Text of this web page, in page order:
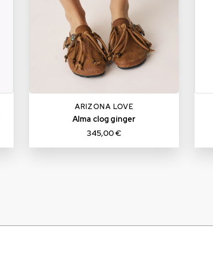
ARIZONA LOVE
Alma clog ginger
345,00 €
40